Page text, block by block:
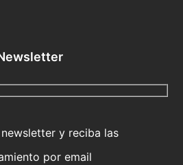
y reciba las
por email